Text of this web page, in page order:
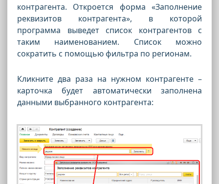
контрагента. Откроется форма «Заполнение
реквизитов контрагента», в которой
программа выведет список контрагентов с
таким наименованием. Список можно
сократить с помощью фильтра по регионам.
Кликните два раза на нужном контрагенте –
карточка будет автоматически заполнена
данными выбранного контрагента: